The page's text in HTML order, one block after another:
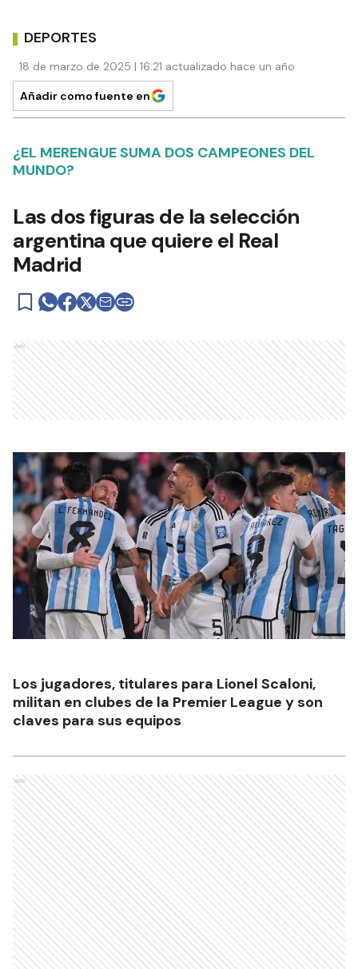
DEPORTES
18 de marzo de 2025 | 16:21 actualizado hace un año
Añadir como fuente en
¿EL MERENGUE SUMA DOS CAMPEONES DEL
MUNDO?
Las dos figuras de la selección
argentina que quiere el Real
Madrid
Ads
Los jugadores, titulares para Lionel Scaloni,
militan en clubes de la Premier League y son
claves para sus equipos
Ads